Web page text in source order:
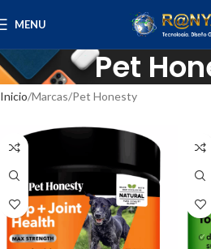
MENU
Pet
Inicio Marcas Pet Honesty